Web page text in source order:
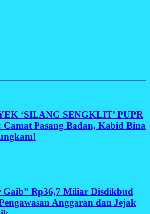
‘SILANG SENGKLIT’ PUPR
Pasang Badan, Kabid Bina
Gaib” Rp36,7 Miliar Disdikbud
Anggaran dan Jejak